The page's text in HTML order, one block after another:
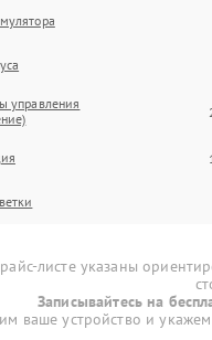
управления
листе указаны
Записывайтесь на
ваше устройство и укажем